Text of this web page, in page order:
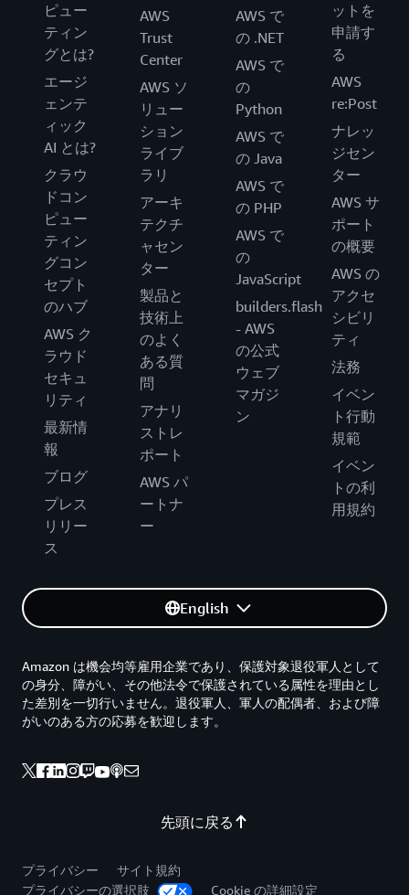
ピュー
ティン
グとは?
エージ
ェンテ
ィック
AI とは?
クラウ
ドコン
ピュー
ティン
グコン
セプト
のハブ
AWS ク
ラウド
セキュ
リティ
最新情
報
ブログ
プレス
リリー
ス
AWS
Trust
Center
AWS ソ
リュー
ション
ライブ
ラリ
アーキ
テクチ
ャセン
ター
製品と
技術上
のよく
ある質
問
アナリ
ストレ
ポート
AWS パ
ートナ
ー
AWS で
の .NET
AWS で
の
Python
AWS で
の Java
AWS で
の PHP
AWS で
の
JavaScript
builders.flash
- AWS
の公式
ウェブ
マガジ
ン
ットを
申請す
る
AWS
re:Post
ナレッ
ジセン
ター
AWS サ
ポート
の概要
AWS の
アクセ
シビリ
ティ
法務
イベン
ト行動
規範
イベン
トの利
用規約
English
先頭に戻る
Amazon は機会均等雇用企業であり、保護対象退役軍人として
の身分、障がい、その他法令で保護されている属性を理由とし
た差別を一切行いません。退役軍人、軍人の配偶者、および障
がいのある方の応募を歓迎します。
プライバシー
サイト規約
プライバシーの選択肢
Cookie の詳細設定